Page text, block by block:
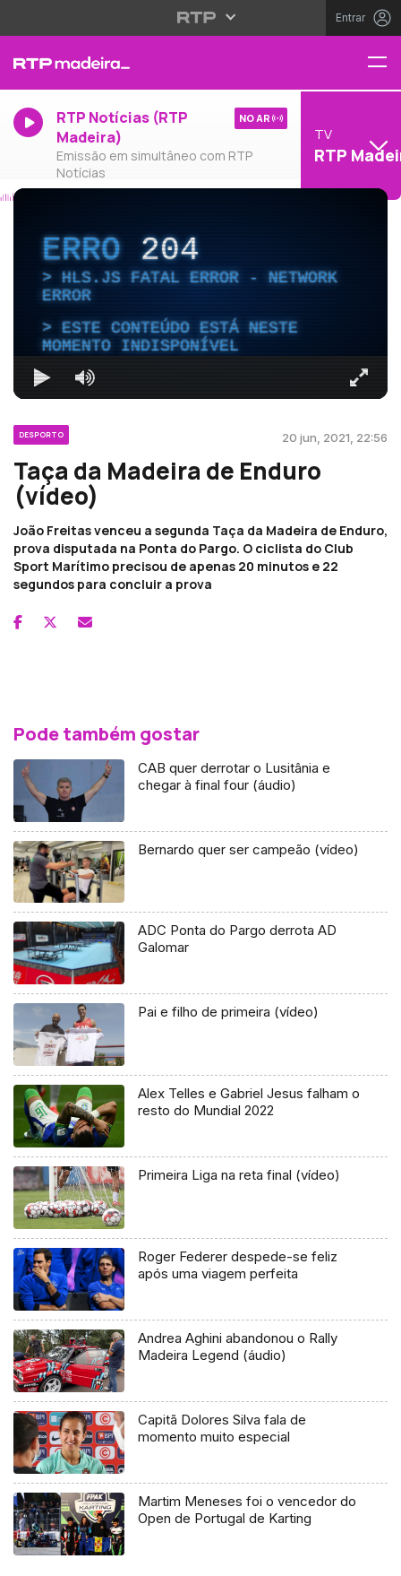
Entrar
RTP Notícias (RTP
Madeira)
Emissão em simultâneo com RTP
Notícias
NO AR
TV
RTP
ERRO204
HLS.JS FATAL ERROR - NETWORK
ERROR
ESTE CONTEÚDO ESTÁ NESTE
MOMENTO INDISPONÍVEL
DESPORTO 20 jun, 2021, 22:56
Taça da Madeira de Enduro
(vídeo)
João Freitas venceu a segunda Taça da Madeira de Enduro,
prova disputada na Ponta do Pargo. O ciclista do Club
Sport Marítimo precisou de apenas 20 minutos e 22
segundos para concluir a prova
Pode também gostar
CAB quer derrotar o Lusitânia e
chegar à final four (áudio)
Bernardo quer ser campeão (vídeo)
ADC Ponta do Pargo derrota AD
Galomar
Pai e filho de primeira (vídeo)
Alex Telles e Gabriel Jesus falham o
resto do Mundial 2022
Primeira Liga na reta final (vídeo)
Roger Federer despede-se feliz
após uma viagem perfeita
Andrea Aghini abandonou o Rally
Madeira Legend (áudio)
Capitã Dolores Silva fala de
momento muito especial
Martim Meneses foi o vencedor do
Open de Portugal de Karting